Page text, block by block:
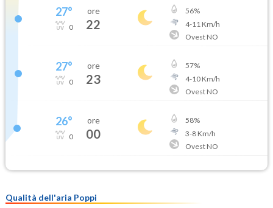
27°
0
ore
22
56%
4-11 Km/h
Ovest NO
27°
0
ore
23
57%
4-10Km/h
Ovest NO
26°
0
ore
00
58%
3-8Km/h
Ovest NO
Qualità dell'aria Poppi